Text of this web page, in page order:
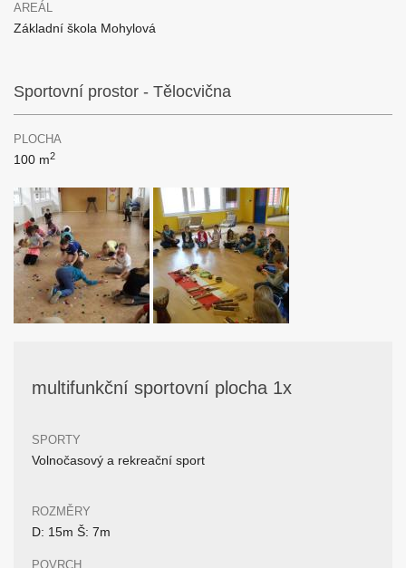
AREÁL
Základní škola Mohylová
Sportovní prostor - Tělocvična
PLOCHA
100 m2
multifunkční sportovní plocha 1x
SPORTY
Volnočasový a rekreační sport
ROZMĚRY
D: 15m Š: 7m
POVRCH